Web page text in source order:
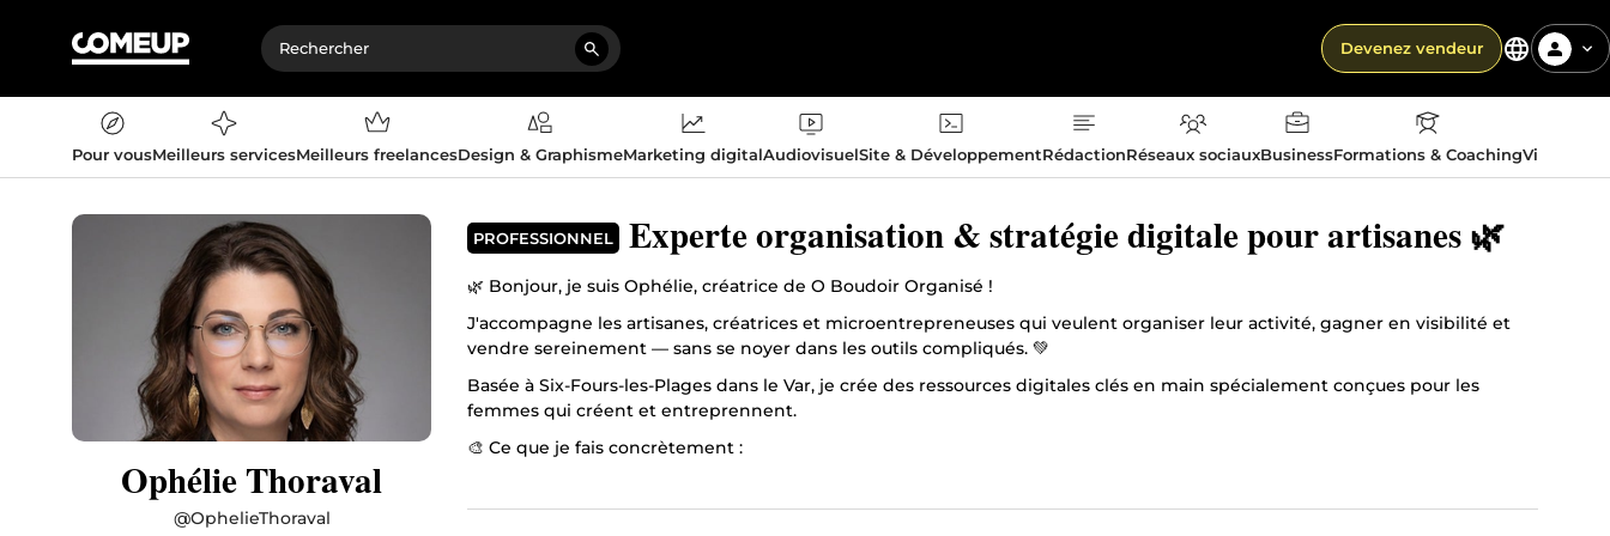
Devenez vendeur
Pour vousMeilleurs servicesMeilleurs freelancesDesign & GraphismeMarketing digitalAudiovisuelSite & DéveloppementRédactionRéseaux sociauxBusinessFormations & CoachingVie
Ophélie Thoraval
@OphelieThoraval
PROFESSIONNEL Experte organisation & stratégie digitale pour artisanes 🌿
🌿 Bonjour, je suis Ophélie, créatrice de O Boudoir Organisé !
J'accompagne les artisanes, créatrices et microentrepreneuses qui veulent organiser leur activité, gagner en visibilité et
vendre sereinement — sans se noyer dans les outils compliqués. 💚
Basée à Six-Fours-les-Plages dans le Var, je crée des ressources digitales clés en main spécialement conçues pour les
femmes qui créent et entreprennent.
🎨 Ce que je fais concrètement :